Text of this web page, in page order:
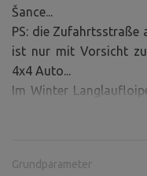
Šance...
PS: die Zufahrtsstraße
ist nur mit Vorsicht
4x4 Auto...
Im Winter
Auf dem Grundstück
PS: wir empfehlen ein
Grundparameter